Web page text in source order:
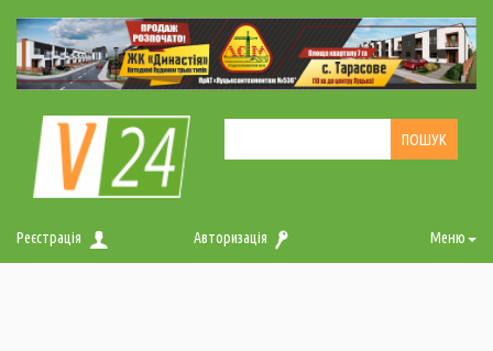
Реєстрація Авторизація Меню